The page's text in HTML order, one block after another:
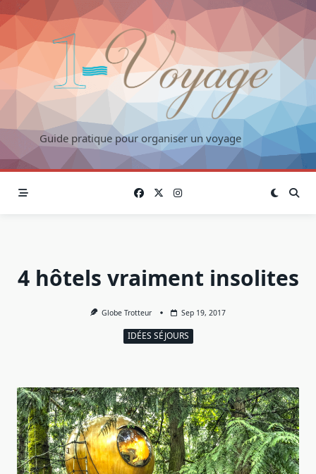
Skip
to
content
Guide pratique pour organiser un voyage
4 hôtels vraiment insolites
Globe Trotteur Sep 19, 2017
IDÉES SÉJOURS